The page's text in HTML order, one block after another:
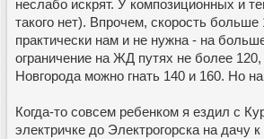
неслабо искрят. У композиционных и
такого нет). Впрочем, скорость больше
практически нам и не нужна - на
ограничение на ЖД путях не более
Новгорода можно гнать 140 и 160. Но
Когда-то совсем ребенком я ездил с
электричке до Электрогорска на дачу